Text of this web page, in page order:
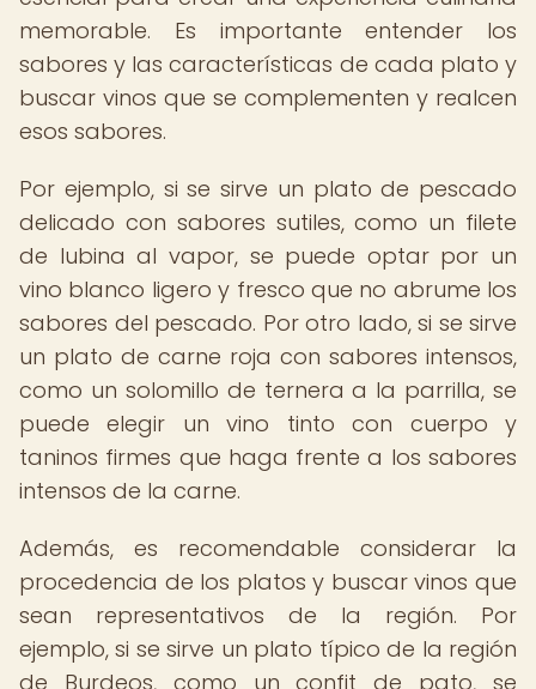
memorable. Es importante entender los
sabores y las características de cada plato y
buscar vinos que se complementen y realcen
esos sabores.
Por ejemplo, si se sirve un plato de pescado
delicado con sabores sutiles, como un filete
de lubina al vapor, se puede optar por un
vino blanco ligero y fresco que no abrume los
sabores del pescado. Por otro lado, si se sirve
un plato de carne roja con sabores intensos,
como un solomillo de ternera a la parrilla, se
puede elegir un vino tinto con cuerpo y
taninos firmes que haga frente a los sabores
intensos de la carne.
Además, es recomendable considerar la
procedencia de los platos y buscar vinos que
sean representativos de la región. Por
ejemplo, si se sirve un plato típico de la región
de Burdeos, como un confit de pato, se